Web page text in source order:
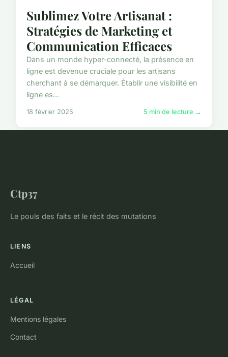
Sublimez Votre Artisanat :
Stratégies de Marketing et
Communication Efficaces
Dans un monde hyper-connecté, la présence en
ligne est devenue cruciale pour les artisans
cherchant à se démarquer. Établir une visibilité en
ligne es...
18 février 2025 5 min de lecture →
Ctp37
Le pouls des faits et le récit des mutations
LIENS
Accueil
LÉGAL
Mentions légales
Contact